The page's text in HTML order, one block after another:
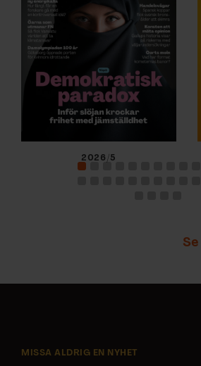
2026/5
MISSA ALDRIG EN NYHET